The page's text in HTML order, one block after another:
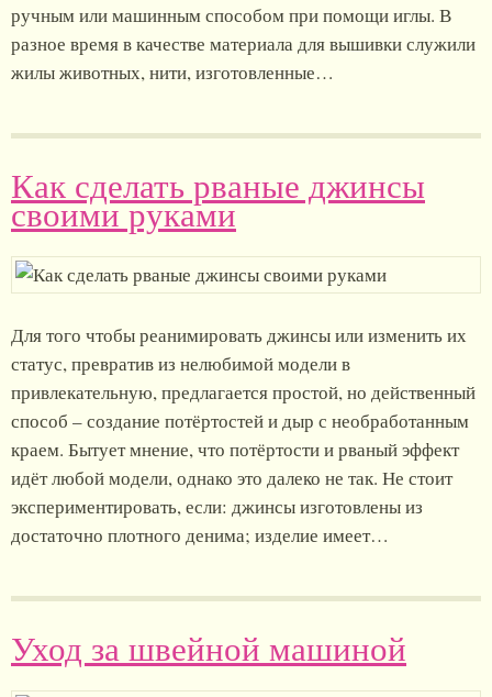
ручным или машинным способом при помощи иглы. В
разное время в качестве материала для вышивки служили
жилы животных, нити, изготовленные…
Как сделать рваные джинсы
своими руками
Для того чтобы реанимировать джинсы или изменить их
статус, превратив из нелюбимой модели в
привлекательную, предлагается простой, но действенный
способ – создание потёртостей и дыр с необработанным
краем. Бытует мнение, что потёртости и рваный эффект
идёт любой модели, однако это далеко не так. Не стоит
экспериментировать, если: джинсы изготовлены из
достаточно плотного денима; изделие имеет…
Уход за швейной машиной